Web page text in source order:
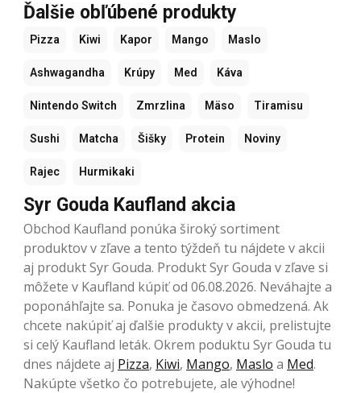
Ďalšie obľúbené produkty
Pizza Kiwi Kapor Mango Maslo
Ashwagandha Krúpy Med Káva
Nintendo Switch Zmrzlina Mäso Tiramisu
Sushi Matcha Šišky Protein Noviny
Rajec Hurmikaki
Syr Gouda Kaufland akcia
Obchod Kaufland ponúka široký sortiment
produktov v zľave a tento týždeň tu nájdete v akcii
aj produkt Syr Gouda. Produkt Syr Gouda v zľave si
môžete v Kaufland kúpiť od 06.08.2026. Neváhajte a
poponáhľajte sa. Ponuka je časovo obmedzená. Ak
chcete nakúpiť aj ďalšie produkty v akcii, prelistujte
si celý Kaufland leták. Okrem poduktu Syr Gouda tu
dnes nájdete aj Pizza, Kiwi, Mango, Maslo a Med.
Nakúpte všetko čo potrebujete, ale výhodne!